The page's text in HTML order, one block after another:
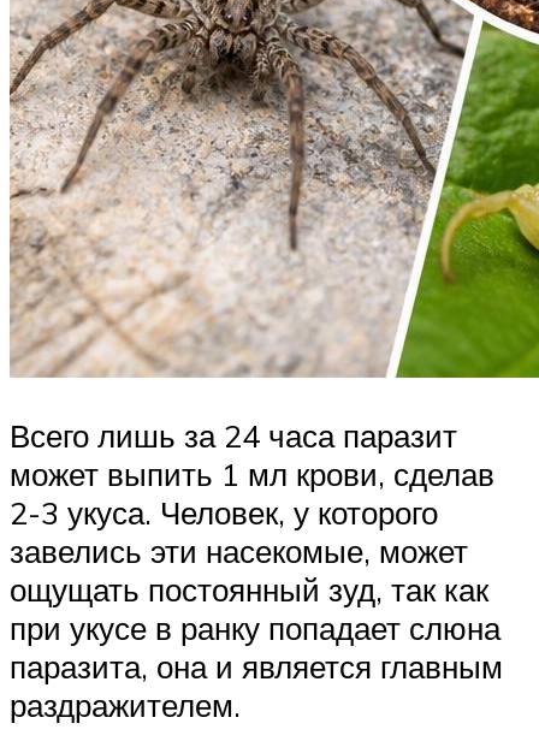
Всего лишь за 24 часа паразит
может выпить 1 мл крови, сделав
2-3 укуса. Человек, у которого
завелись эти насекомые, может
ощущать постоянный зуд, так как
при укусе в ранку попадает слюна
паразита, она и является главным
раздражителем.